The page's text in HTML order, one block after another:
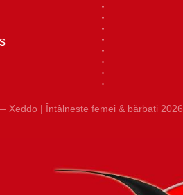
Xeddo | Întâlnește femei & bărbați 2026